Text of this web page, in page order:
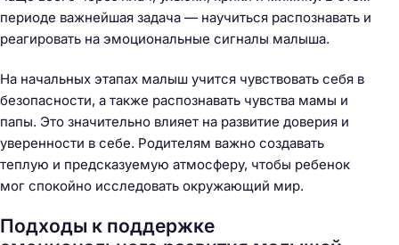
периоде важнейшая задача — научиться распознавать и
реагировать на эмоциональные сигналы малыша.
На начальных этапах малыш учится чувствовать себя в
безопасности, а также распознавать чувства мамы и
папы. Это значительно влияет на развитие доверия и
уверенности в себе. Родителям важно создавать
теплую и предсказуемую атмосферу, чтобы ребенок
мог спокойно исследовать окружающий мир.
Подходы к поддержке